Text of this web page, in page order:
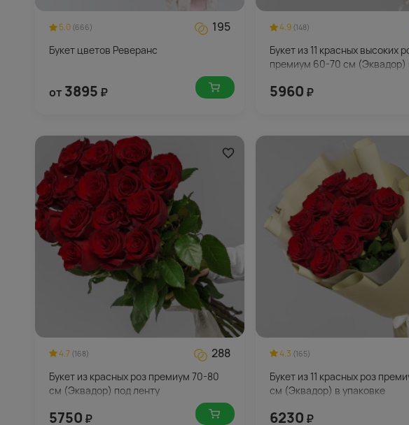
5.0 (666) 195
Букет цветов Реверанс
от 3895 ₽
4.9 (148)
Букет из 11 красных высоких
премиум 60-70 см (Эквадор)
5960 ₽
4.7 (168) 288
Букет из красных роз премиум 70-80
см (Эквадор) под ленту
5750 ₽
4.3 (165)
Букет из 11 красных роз
см (Эквадор) в упаковке
6230 ₽